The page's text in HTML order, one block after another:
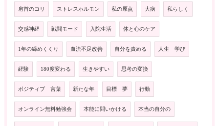
肩首のコリ ストレスホルモン 私の原点 大病 私らしく
交感神経 戦闘モード 入院生活 体と心のケア
1年の締めくくり 血流不足改善 自分を責める 人生 学び
経験 180度変わる 生きやすい 思考の変換
ポジティブ 言葉 新たな年 目標 夢 行動
オンライン無料勉強会 本能に問いかける 本当の自分の